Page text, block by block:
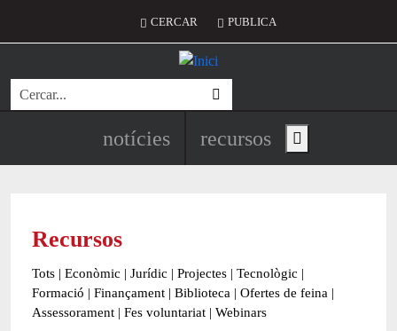
Menú del compte d'usuari
CERCAR PUBLICA
Cerca
Navegació principal de
notícies recursos Show main menu
Recursos
Tots | Econòmic | Jurídic | Projectes | Tecnològic |
Formació | Finançament | Biblioteca | Ofertes de feina |
Assessorament | Fes voluntariat | Webinars